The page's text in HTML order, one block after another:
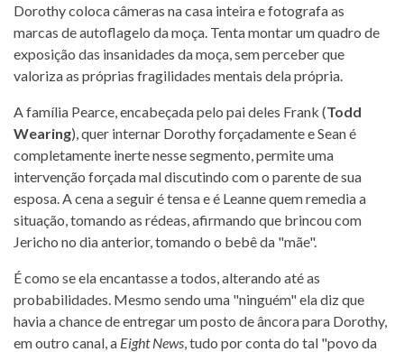
Dorothy coloca câmeras na casa inteira e fotografa as
marcas de autoflagelo da moça. Tenta montar um quadro de
exposição das insanidades da moça, sem perceber que
valoriza as próprias fragilidades mentais dela própria.
A família Pearce, encabeçada pelo pai deles Frank (Todd
Wearing), quer internar Dorothy forçadamente e Sean é
completamente inerte nesse segmento, permite uma
intervenção forçada mal discutindo com o parente de sua
esposa. A cena a seguir é tensa e é Leanne quem remedia a
situação, tomando as rédeas, afirmando que brincou com
Jericho no dia anterior, tomando o bebê da "mãe".
É como se ela encantasse a todos, alterando até as
probabilidades. Mesmo sendo uma "ninguém" ela diz que
havia a chance de entregar um posto de âncora para Dorothy,
em outro canal, a Eight News , tudo por conta do tal "povo da